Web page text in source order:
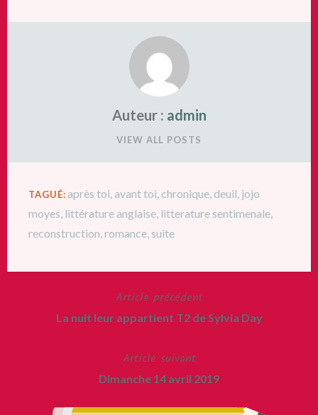
Auteur : admin
VIEW ALL POSTS
TAGUÉ: après toi,avant toi,chronique, deuil, jojo
moyes, littérature anglaise, litterature sentimenale,
reconstruction,romance, suite
Article précédent
La nuit leur appartient T2 de Sylvia Day
Article suivant
Dimanche 14 avril 2019